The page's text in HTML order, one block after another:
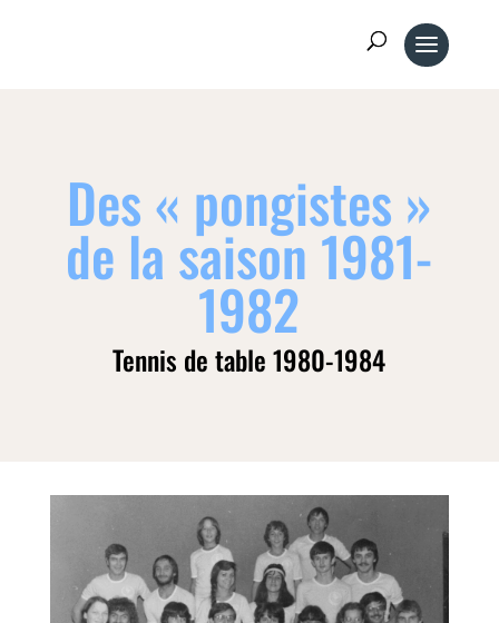
Des « pongistes »
de la saison 1981-
1982
Tennis de table 1980-1984